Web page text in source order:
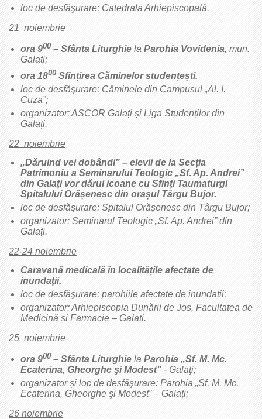
loc de desfăşurare: Catedrala Arhiepiscopală.
21 noiembrie
ora 900 – Sfânta Liturghie la Parohia Vovidenia, mun.
Galaţi;
ora 1800 Sfințirea Căminelor studențești.
loc de desfăşurare: Căminele din Campusul „Al. I.
Cuza”;
organizator: ASCOR Galați și Liga Studenților din
Galați.
22 noiembrie
„Dăruind vei dobândi” – elevii de la Secția
Patrimoniu a Seminarului Teologic „Sf. Ap. Andrei”
din Galați vor dărui icoane cu Sfinți Taumaturgi
Spitalului Orășenesc din orașul Târgu Bujor.
loc de desfăşurare: Spitalul Orășenesc din Târgu Bujor;
organizator: Seminarul Teologic „Sf. Ap. Andrei” din
Galați.
22-24 noiembrie
Caravană medicală în localitățile afectate de
inundații.
loc de desfăşurare: parohiile afectate de inundații;
organizator: Arhiepiscopia Dunării de Jos, Facultatea de
Medicină și Farmacie – Galați.
25 noiembrie
ora 900 – Sfânta Liturghie la Parohia „Sf. M. Mc.
Ecaterina, Gheorghe şi Modest” - Galaţi;
organizator și loc de desfăşurare: Parohia „Sf. M. Mc.
Ecaterina, Gheorghe şi Modest” – Galați;
26 noiembrie